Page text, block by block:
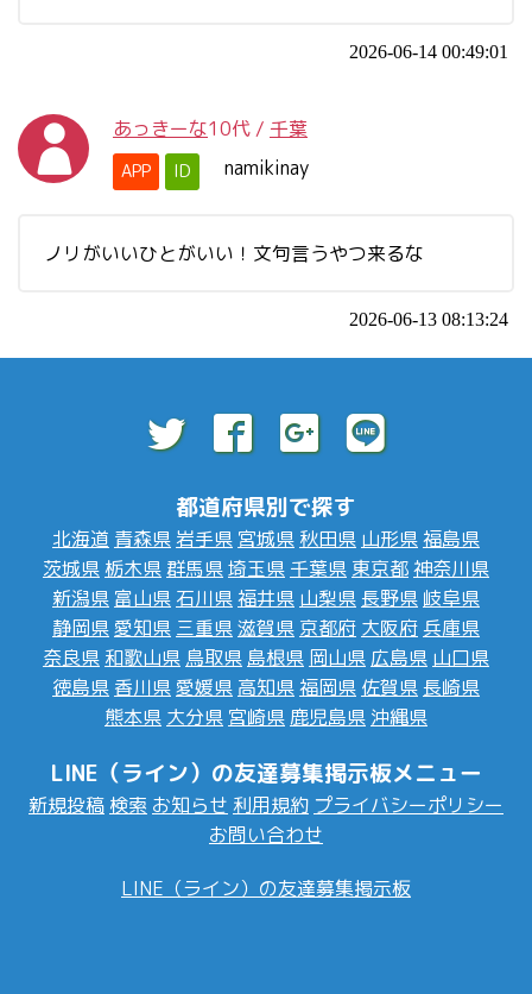
2026-06-14 00:49:01
あっきーな10代 / 千葉
APP ID namikinay
ノリがいいひとがいい！文句言うやつ来るな
2026-06-13 08:13:24
都道府県別で探す
北海道 青森県 岩手県 宮城県 秋田県 山形県福島県
茨城県 栃木県群馬県埼玉県 千葉県 東京都神奈川県
新潟県 富山県 石川県福井県 山梨県 長野県 岐阜県
静岡県愛知県 三重県滋賀県 京都府 大阪府 兵庫県
奈良県 和歌山県 鳥取県 島根県 岡山県 広島県 山口県
徳島県 香川県愛媛県 高知県福岡県 佐賀県 長崎県
熊本県 大分県 宮崎県 鹿児島県 沖縄県
LINE（ライン）の友達募集掲示板メニュー
新規投稿 検索 お知らせ 利用規約 プライバシーポリシー
お問い合わせ
LINE（ライン）の友達募集掲示板